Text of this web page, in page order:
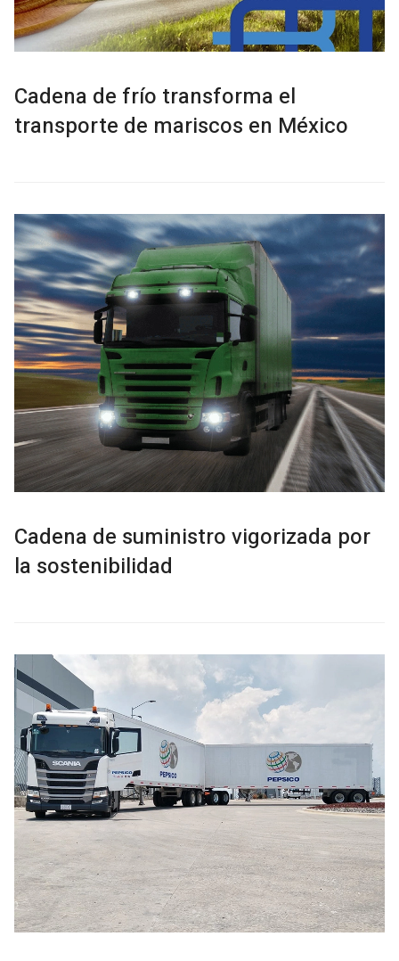
Cadena de frío transforma el
transporte de mariscos en México
Cadena de suministro vigorizada por
la sostenibilidad